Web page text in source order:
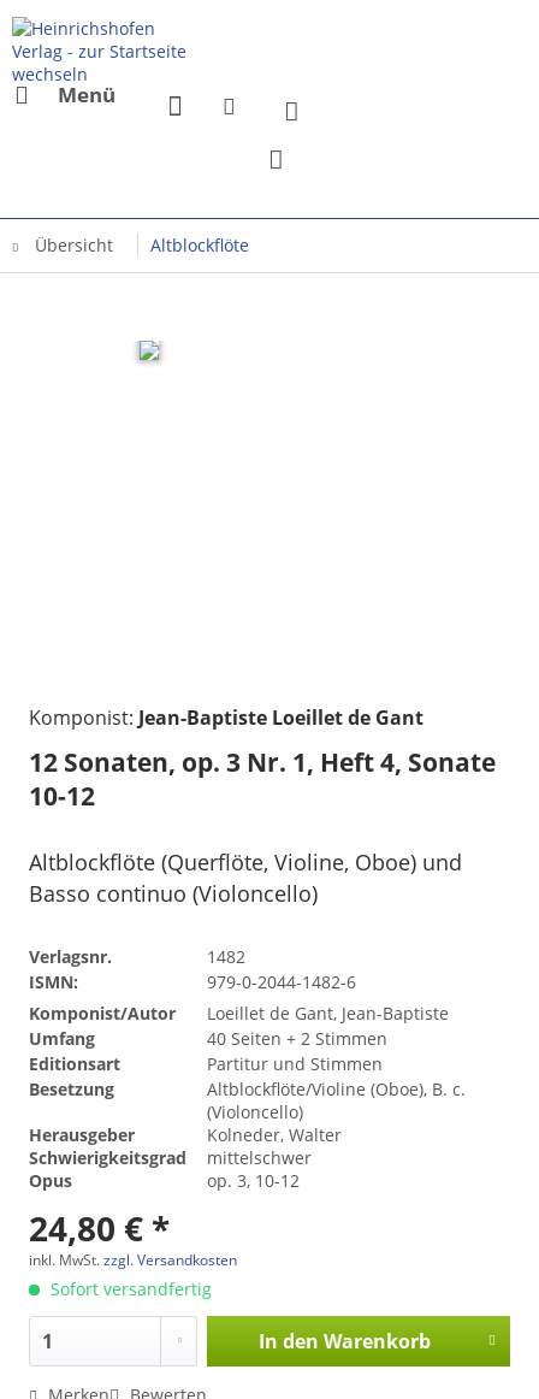
Menü
Übersicht Altblockflöte
Komponist: Jean-Baptiste Loeillet de Gant
12 Sonaten, op. 3 Nr. 1, Heft 4, Sonate
10-12
Altblockflöte (Querflöte, Violine, Oboe) und
Basso continuo (Violoncello)
Verlagsnr.
1482
ISMN:
979-0-2044-1482-6
Komponist/Autor
Loeillet de Gant, Jean-Baptiste
Umfang
40 Seiten + 2 Stimmen
Editionsart
Partitur und Stimmen
Besetzung
Altblockflöte/Violine (Oboe), B. c.
(Violoncello)
Herausgeber
Kolneder, Walter
Schwierigkeitsgrad
mittelschwer
Opus
op. 3, 10-12
24,80 € *
inkl. MwSt.zzgl. Versandkosten
Sofort versandfertig
In den Warenkorb
Merken Bewerten